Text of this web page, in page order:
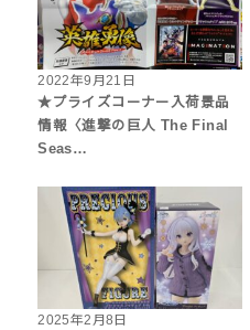
2022年9月21日
★プライズコーナー入荷景品
情報〈進撃の巨人 The Final
Seas…
2025年2月8日